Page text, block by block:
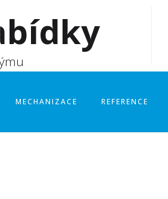
pište nám:
info@1jhs.cz
MECHANIZACE REFERENCE